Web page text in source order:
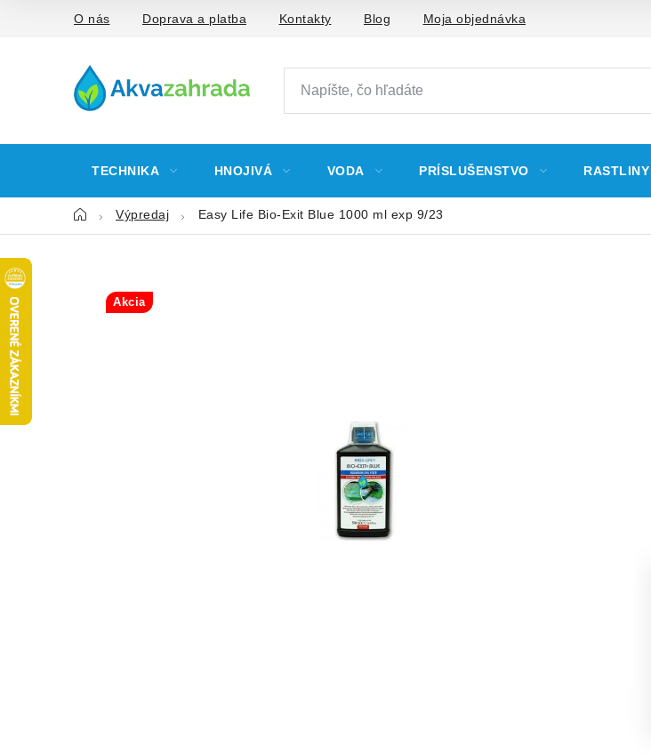
O nás Doprava a platba Kontakty Blog Moja objednávka
TECHNIKA HNOJIVÁ VODA PRÍSLUŠENSTVO RASTLINY
DomovVýpredaj Easy Life Bio-Exit Blue 1000 ml exp 9/23
Akcia